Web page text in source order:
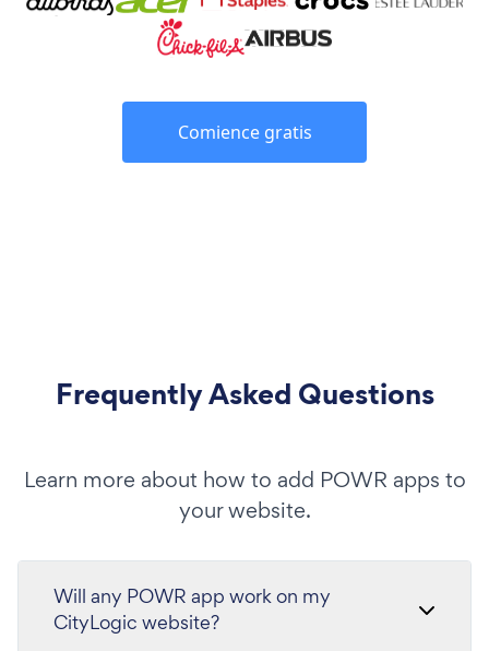
Comience gratis
Frequently Asked Questions
Learn more about how to add POWR apps to
your website.
Will any POWR app work on my
CityLogic website?